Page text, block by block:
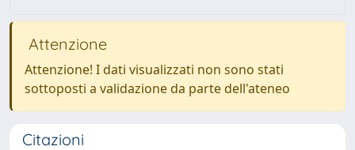
Attenzione
Attenzione! I dati visualizzati non sono stati
sottoposti a validazione da parte dell'ateneo
Citazioni